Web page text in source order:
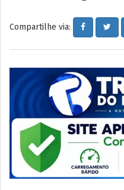
Compartilhe via: